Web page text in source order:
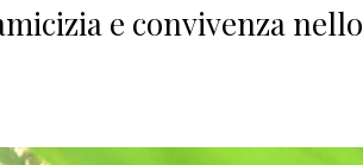
e convivenza nello